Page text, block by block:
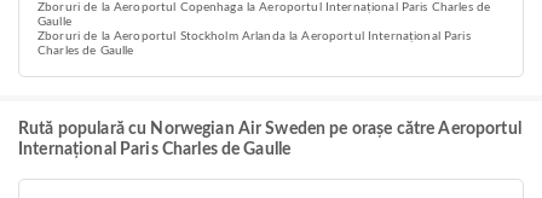
Zboruri de la Aeroportul Copenhaga la Aeroportul Internațional Paris Charles de
Gaulle
Zboruri de la Aeroportul Stockholm Arlanda la Aeroportul Internațional Paris
Charles de Gaulle
Rută populară cu Norwegian Air Sweden pe orașe către Aeroportul
Internațional Paris Charles de Gaulle